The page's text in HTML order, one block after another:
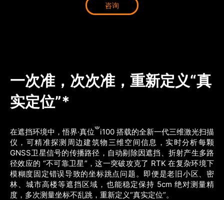
咨询
一次准，次次准，重新定义“真
实定位”*
在遮挡环境中，悟界·真位®i100 搭载的全新一代三维激光扫描
仪，可精准探测周边建筑物三维空间信息，实时分析每颗
GNSS卫星信号的传播路径，自动剔除因遮挡、折射产生多路
径效应的 “不可靠卫星”，这一突破攻克了 RTK 在复杂环境下
模糊度固定错误导致的坐标跳点问题。即便是老旧小区、密
林、城市高楼等遮挡区域，也能稳定保持 5cm 绝对测量精
度，多次测量坐标不乱跳，重新定义“真实定位”。